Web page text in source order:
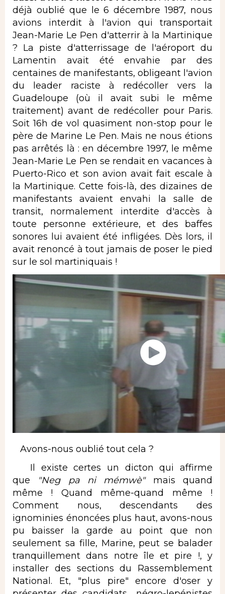
déjà oublié que le 6 décembre 1987, nous
avions interdit à l'avion qui transportait
Jean-Marie Le Pen d'atterrir à la Martinique
? La piste d'atterrissage de l'aéroport du
Lamentin avait été envahie par des
centaines de manifestants, obligeant l'avion
du leader raciste à redécoller vers la
Guadeloupe (où il avait subi le même
traitement) avant de redécoller pour Paris.
Soit 16h de vol quasiment non-stop pour le
père de Marine Le Pen. Mais ne nous étions
pas arrêtés là : en décembre 1997, le même
Jean-Marie Le Pen se rendait en vacances à
Puerto-Rico et son avion avait fait escale à
la Martinique. Cette fois-là, des dizaines de
manifestants avaient envahi la salle de
transit, normalement interdite d'accès à
toute personne extérieure, et des baffes
sonores lui avaient été infligées. Dès lors, il
avait renoncé à tout jamais de poser le pied
sur le sol martiniquais !
Avons-nous oublié tout cela ?
Il existe certes un dicton qui affirme
que
"Neg pa ni mémwè" mais quand
même ! Quand même-quand même !
Comment nous, descendants des
ignominies énoncées plus haut, avons-nous
pu baisser la garde au point que non
seulement sa fille, Marine, peut se balader
tranquillement dans notre île et pire !, y
installer des sections du Rassemblement
National. Et, "plus pire" encore d'oser y